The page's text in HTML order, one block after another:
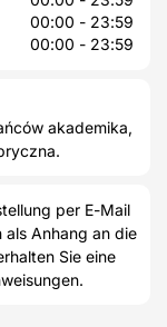
00:00 - 23:59
00:00 - 23:59
akademika,
per E-Mail
als Anhang an die
Sie eine